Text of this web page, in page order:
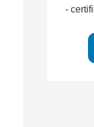
-